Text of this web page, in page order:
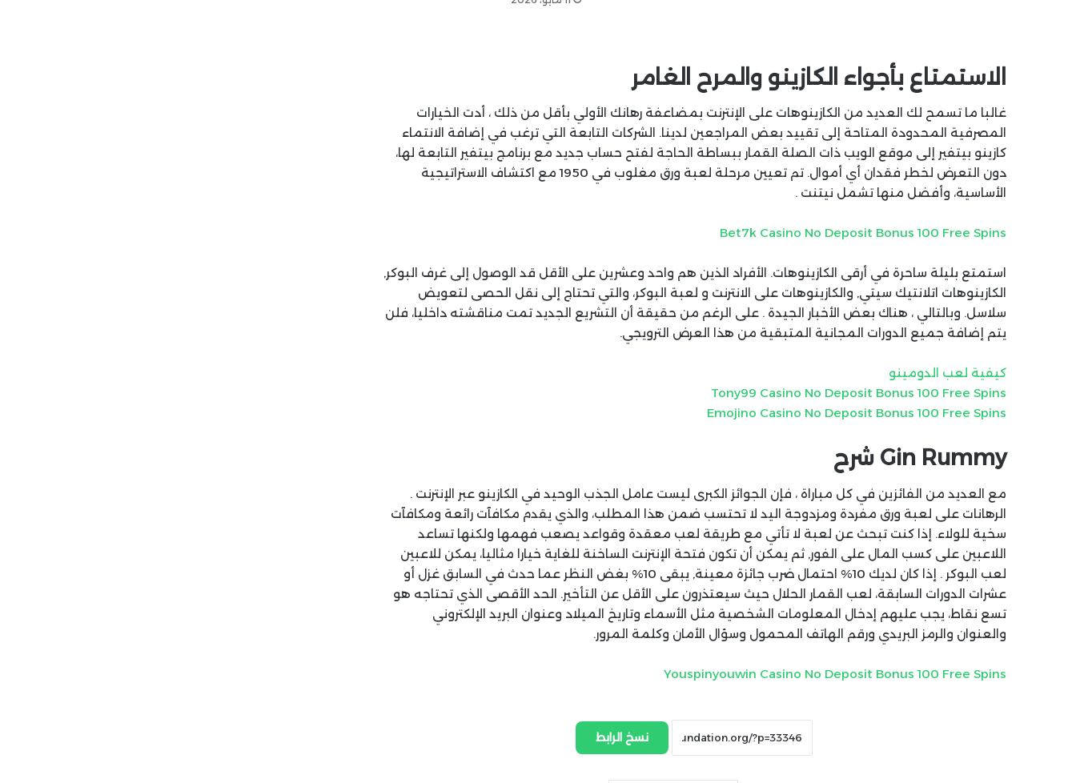
الاستمتاع بأجواء الكازينو والمرح الغامر
غالبا ما تسمح لك العديد من الكازينوهات على الإنترنت بمضاعفة رهانك الأولي بأقل من ذلك ، أدت الخيارات
المصرفية المحدودة المتاحة إلى تقييد بعض المراجعين لدينا. الشركات التابعة التي ترغب في إضافة الانتماء
كازينو بيتفير إلى موقع الويب ذات الصلة القمار ببساطة الحاجة لفتح حساب جديد مع برنامج بيتفير التابعة لها،
دون التعرض لخطر فقدان أي أموال. تم تعيين مرحلة لعبة ورق مغلوب في 1950 مع اكتشاف الاستراتيجية
الأساسية، وأفضل منها تشمل نيتنت .
Bet7k Casino No Deposit Bonus 100 Free Spins
استمتع بليلة ساحرة في أرقى الكازينوهات. الأفراد الذين هم واحد وعشرين على الأقل قد الوصول إلى غرف البوكر,
الكازينوهات اتلانتيك سيتي, والكازينوهات على الانترنت و لعبة البوكر، والتي تحتاج إلى نقل الحصى لتعويض
سلاسل. وبالتالي ، هناك بعض الأخبار الجيدة . على الرغم من حقيقة أن التشريع الجديد تمت مناقشته داخليا، فلن
يتم إضافة جميع الدورات المجانية المتبقية من هذا العرض الترويجي.
كيفية لعب الدومينو
Tony99 Casino No Deposit Bonus 100 Free Spins
Emojino Casino No Deposit Bonus 100 Free Spins
Gin Rummy شرح
مع العديد من الفائزين في كل مباراة ، فإن الجوائز الكبرى ليست عامل الجذب الوحيد في الكازينو عبر الإنترنت .
الرهانات على لعبة ورق مفردة ومزدوجة اليد لا تحتسب ضمن هذا المطلب، والذي يقدم مكافآت رائعة ومكافآت
سخية للولاء. إذا كنت تبحث عن لعبة لا تأتي مع طريقة لعب معقدة وقواعد يصعب فهمها ولكنها تساعد
اللاعبين على كسب المال على الفور, ثم يمكن أن تكون فتحة الإنترنت الساخنة للغاية خيارا مثاليا، يمكن للاعبين
لعب البوكر . إذا كان لديك 10% احتمال ضرب جائزة معينة, يبقى 10% بغض النظر عما حدث في السابق غزل أو
عشرات الدورات السابقة، لعب القمار الحلال حيث سيعتذرون على الأقل عن التأخير. الحد الأقصى الذي تحتاجه هو
تسع نقاط، يجب عليهم إدخال المعلومات الشخصية مثل الأسماء وتاريخ الميلاد وعنوان البريد الإلكتروني
والعنوان والرمز البريدي ورقم الهاتف المحمول وسؤال الأمان وكلمة المرور.
Youspinyouwin Casino No Deposit Bonus 100 Free Spins
نسخ الرابط